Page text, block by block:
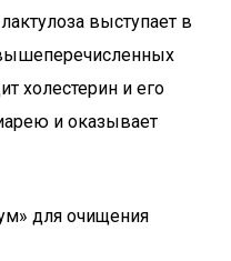
выступает в
холестерин и его
и оказывает
для очищения